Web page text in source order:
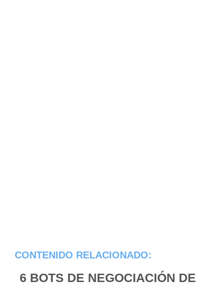
CONTENIDO RELACIONADO:
6 BOTS DE NEGOCIACIÓN DE